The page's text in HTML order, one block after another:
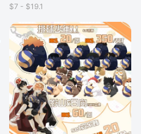
$7 - $19.1